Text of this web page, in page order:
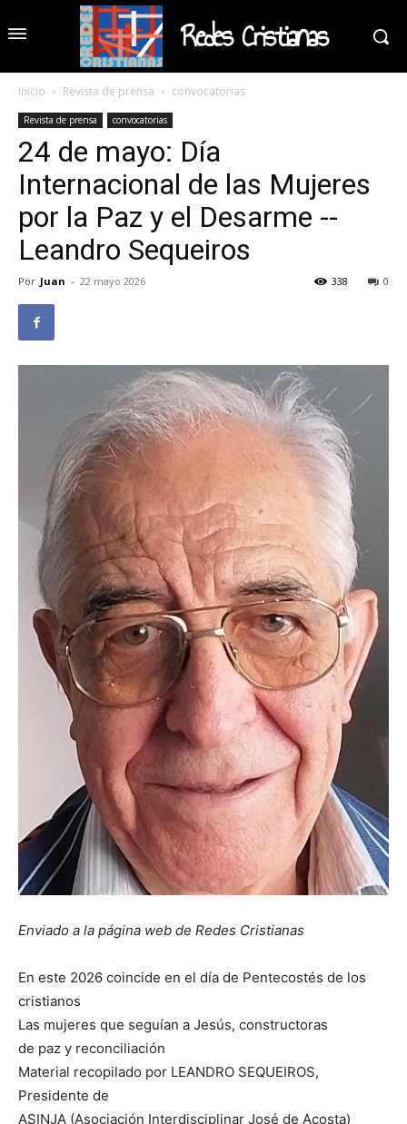
Redes Cristianas
Inicio Revista de prensa convocatorias
Revista de prensa convocatorias
24 de mayo: Día
Internacional de las Mujeres
por la Paz y el Desarme --
Leandro Sequeiros
Por Juan - 22 mayo 2026 0
338
Enviado a la página web de Redes Cristianas
En este 2026 coincide en el día de Pentecostés de los
cristianos
Las mujeres que seguían a Jesús, constructoras
de paz y reconciliación
Material recopilado por LEANDRO SEQUEIROS,
Presidente de
ASINJA (Asociación Interdisciplinar José de Acosta)